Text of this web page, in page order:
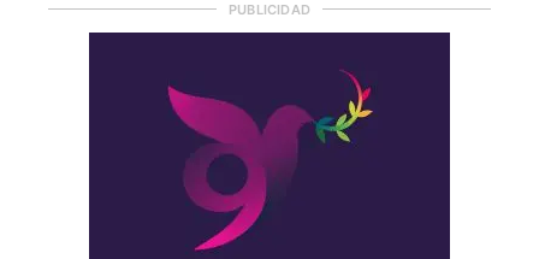
PUBLICIDAD